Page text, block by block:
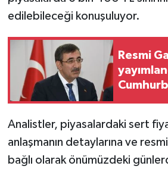
edilebileceği konuşuluyor.
Resmi
Analistler, piyasalardaki sert
anlaşmanın detaylarına ve
bağlı olarak önümüzdeki